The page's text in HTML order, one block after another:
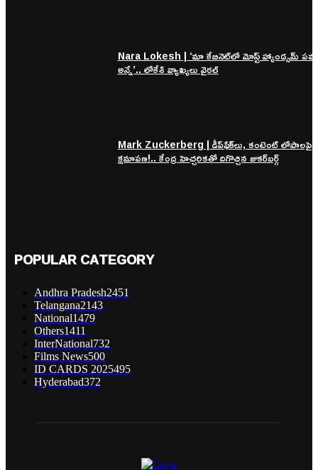
Nara Lokesh | ‘మా కేబినెట్‌లో మోస్ట్ హ్యాండ్సమ్
అన్నే’.. లోకేశ్ వ్యాఖ్యలు వైరల్
Mark Zuckerberg | డీప్‌ఫేక్‌లు, కంటెంట్
క్షమాపణ!.. కేంద్ర హెచ్చరికతో దిగొచ్చిన జుకర్‌బర్గ్
POPULAR CATEGORY
Andhra Pradesh2451
Telangana2143
National1479
Others1411
InterNational732
Films News500
ID CARDS 2025495
Hyderabad372